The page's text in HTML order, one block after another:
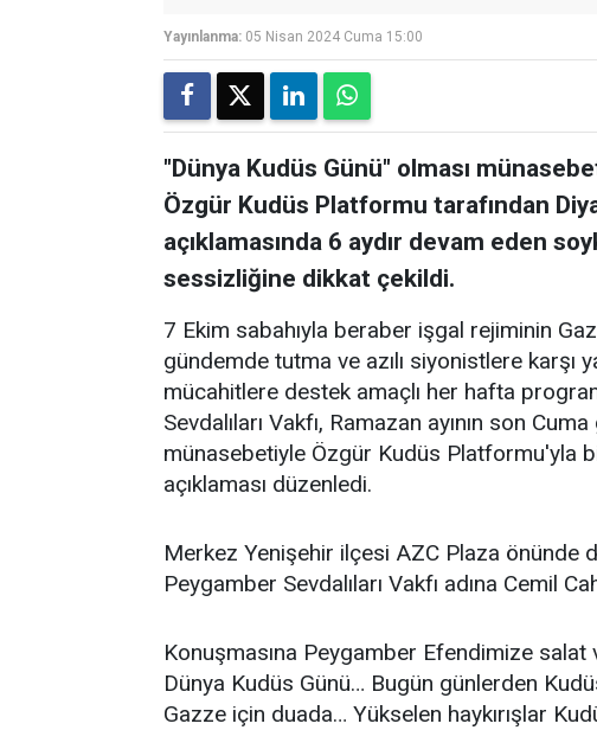
Yayınlanma: 05 Nisan 2024 Cuma 15:00
"Dünya Kudüs Günü" olması
Özgür Kudüs Platformu tarafından
açıklamasında 6 aydır devam eden
sessizliğine dikkat çekildi.
7 Ekim sabahıyla beraber işgal rejiminin
gündemde tutma ve azılı siyonistlere karşı
mücahitlere destek amaçlı her hafta
Sevdalıları Vakfı, Ramazan ayının son
münasebetiyle Özgür Kudüs Platformu'yla
açıklaması düzenledi.
Merkez Yenişehir ilçesi AZC Plaza önünde
Peygamber Sevdalıları Vakfı adına Cemil
Konuşmasına Peygamber Efendimize
Dünya Kudüs Günü… Bugün günlerden
Gazze için duada… Yükselen haykırışlar